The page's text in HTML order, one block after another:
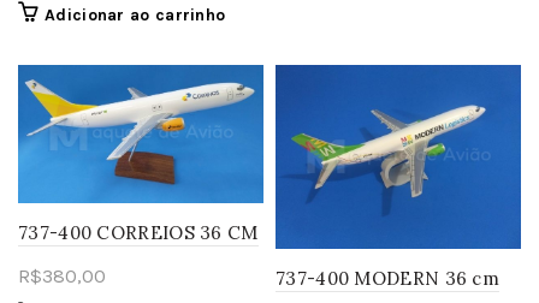
Adicionar ao carrinho
737-400 CORREIOS 36 CM
R$380,00
737-400 MODERN 36 cm